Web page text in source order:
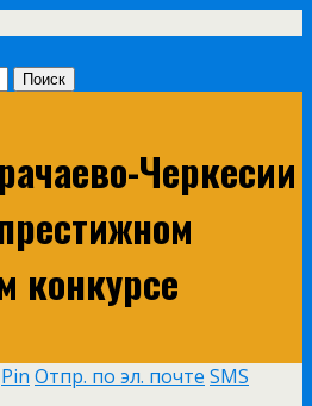
Черкесии
конкурсе
Pin Отпр. по эл. почте SMS